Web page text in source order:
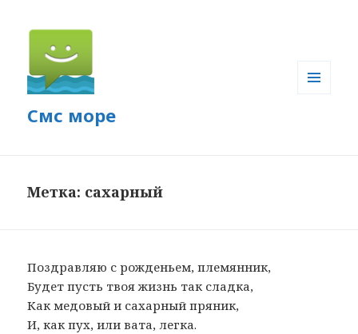
Смс море
Метка: сахарный
Поздравляю с рожденьем, племянник,
Будет пусть твоя жизнь так сладка,
Как медовый и сахарный пряник,
И, как пух, или вата, легка.